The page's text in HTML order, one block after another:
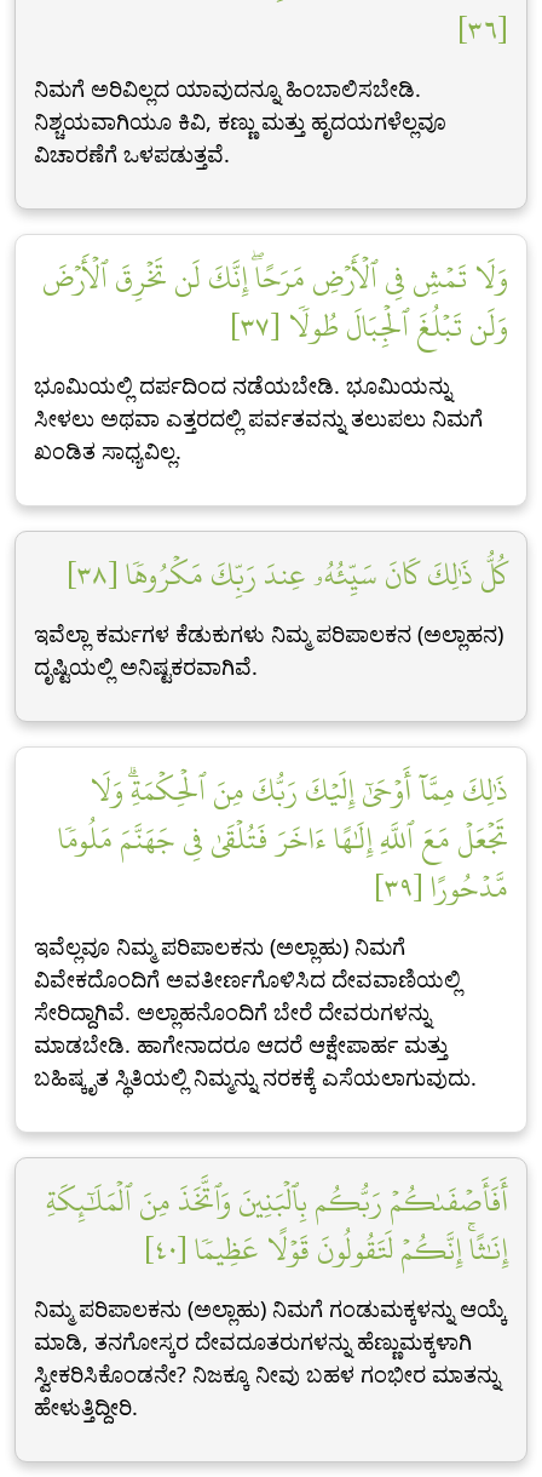
[٣٦]
ನಿಮಗೆ ಅರಿವಿಲ್ಲದ ಯಾವುದನ್ನೂ ಹಿಂಬಾಲಿಸಬೇಡಿ.
ನಿಶ್ಚಯವಾಗಿಯೂ ಕಿವಿ, ಕಣ್ಣು ಮತ್ತು ಹೃದಯಗಳೆಲ್ಲವೂ
ವಿಚಾರಣೆಗೆ ಒಳಪಡುತ್ತವೆ.
وَلَا تَمۡشِ فِي ٱلۡأَرۡضِ مَرَحًاۖ إِنَّكَ لَن تَخۡرِقَ ٱلۡأَرۡضَ
وَلَن تَبۡلُغَ ٱلۡجِبَالَ طُولٗا [٣٧]
ಭೂಮಿಯಲ್ಲಿ ದರ್ಪದಿಂದ ನಡೆಯಬೇಡಿ. ಭೂಮಿಯನ್ನು
ಸೀಳಲು ಅಥವಾ ಎತ್ತರದಲ್ಲಿ ಪರ್ವತವನ್ನು ತಲುಪಲು ನಿಮಗೆ
ಖಂಡಿತ ಸಾಧ್ಯವಿಲ್ಲ.
كُلُّ ذَٰلِكَ كَانَ سَيِّئُهُۥ عِندَ رَبِّكَ مَكۡرُوهٗا [٣٨]
ಇವೆಲ್ಲಾ ಕರ್ಮಗಳ ಕೆಡುಕುಗಳು ನಿಮ್ಮ ಪರಿಪಾಲಕನ (ಅಲ್ಲಾಹನ)
ದೃಷ್ಟಿಯಲ್ಲಿ ಅನಿಷ್ಟಕರವಾಗಿವೆ.
ذَٰلِكَ مِمَّآ أَوۡحَىٰٓ إِلَيۡكَ رَبُّكَ مِنَ ٱلۡحِكۡمَةِۗ وَلَا
تَجۡعَلۡ مَعَ ٱللَّهِ إِلَٰهًا ءَاخَرَ فَتُلۡقَىٰ فِي جَهَنَّمَ مَلُومٗا
مَّدۡحُورًا [٣٩]
ಇವೆಲ್ಲವೂ ನಿಮ್ಮ ಪರಿಪಾಲಕನು (ಅಲ್ಲಾಹು) ನಿಮಗೆ
ವಿವೇಕದೊಂದಿಗೆ ಅವತೀರ್ಣಗೊಳಿಸಿದ ದೇವವಾಣಿಯಲ್ಲಿ
ಸೇರಿದ್ದಾಗಿವೆ. ಅಲ್ಲಾಹನೊಂದಿಗೆ ಬೇರೆ ದೇವರುಗಳನ್ನು
ಮಾಡಬೇಡಿ. ಹಾಗೇನಾದರೂ ಆದರೆ ಆಕ್ಷೇಪಾರ್ಹ ಮತ್ತು
ಬಹಿಷ್ಕೃತ ಸ್ಥಿತಿಯಲ್ಲಿ ನಿಮ್ಮನ್ನು ನರಕಕ್ಕೆ ಎಸೆಯಲಾಗುವುದು.
أَفَأَصۡفَىٰكُمۡ رَبُّكُم بِٱلۡبَنِينَ وَٱتَّخَذَ مِنَ ٱلۡمَلَٰٓئِكَةِ
إِنَٰثًاۚ إِنَّكُمۡ لَتَقُولُونَ قَوۡلًا عَظِيمٗا [٤٠]
ನಿಮ್ಮ ಪರಿಪಾಲಕನು (ಅಲ್ಲಾಹು) ನಿಮಗೆ ಗಂಡುಮಕ್ಕಳನ್ನು ಆಯ್ಕೆ
ಮಾಡಿ, ತನಗೋಸ್ಕರ ದೇವದೂತರುಗಳನ್ನು ಹೆಣ್ಣುಮಕ್ಕಳಾಗಿ
ಸ್ವೀಕರಿಸಿಕೊಂಡನೇ? ನಿಜಕ್ಕೂ ನೀವು ಬಹಳ ಗಂಭೀರ ಮಾತನ್ನು
ಹೇಳುತ್ತಿದ್ದೀರಿ.